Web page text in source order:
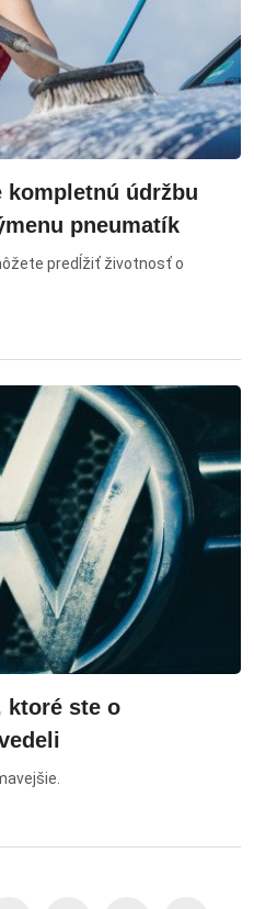
kompletnú údržbu
pneumatík
predĺžiť životnosť o
ktoré ste o